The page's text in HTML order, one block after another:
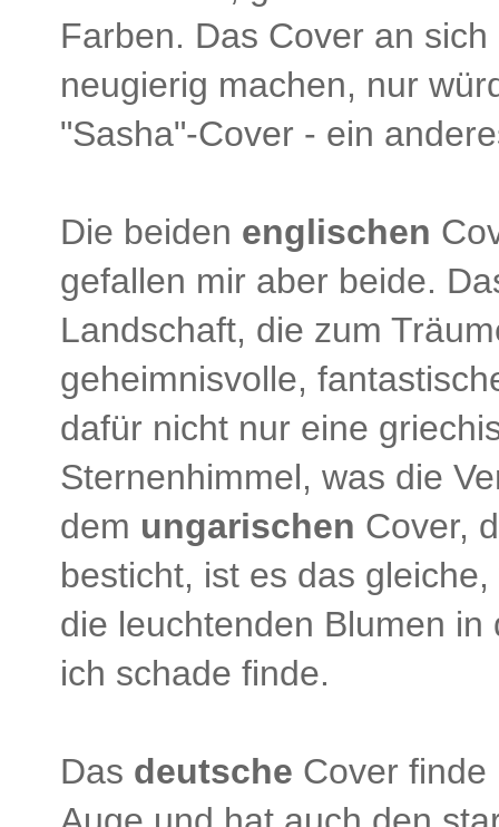
Farben. Das Cover an
neugierig machen, nur
"Sasha"-Cover - ein
Die beiden englischen
gefallen mir aber beide.
Landschaft, die zum
geheimnisvolle,
dafür nicht nur eine
Sternenhimmel, was die
dem ungarischen Cover,
besticht, ist es das
die leuchtenden Blumen
ich schade finde.
Das deutsche Cover